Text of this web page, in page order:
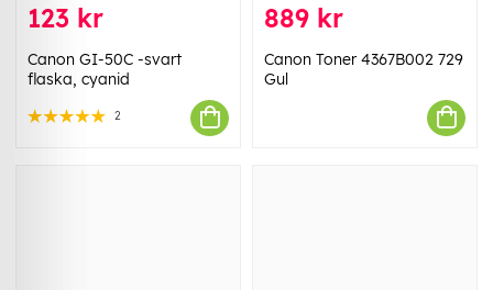
123 kr
Canon GI-50C -svart
flaska, cyanid
2
889 kr
Canon Toner 4367B002 729
Gul